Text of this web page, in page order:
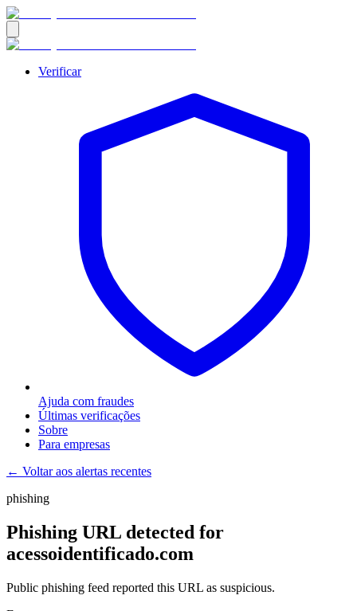
Verificar
Ajuda com fraudes
Últimas verificações
Sobre
Para empresas
← Voltar aos alertas recentes
phishing
Phishing URL detected for
acessoidentificado.com
Public phishing feed reported this URL as suspicious.